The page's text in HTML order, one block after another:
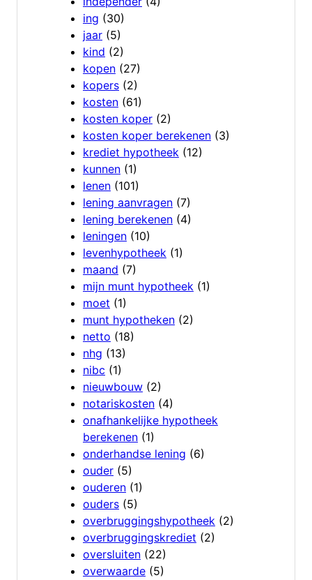
ing (30)
jaar (5)
kind (2)
kopen (27)
kopers (2)
kosten (61)
kosten koper (2)
kosten koper berekenen (3)
krediet hypotheek (12)
kunnen (1)
lenen (101)
lening aanvragen (7)
lening berekenen (4)
leningen (10)
levenhypotheek (1)
maand (7)
mijn munt hypotheek (1)
moet (1)
munt hypotheken (2)
netto (18)
nhg (13)
nibc (1)
nieuwbouw (2)
notariskosten (4)
onafhankelijke hypotheek
berekenen (1)
onderhandse lening (6)
ouder (5)
ouderen (1)
ouders (5)
overbruggingshypotheek (2)
overbruggingskrediet (2)
oversluiten (22)
overwaarde (5)